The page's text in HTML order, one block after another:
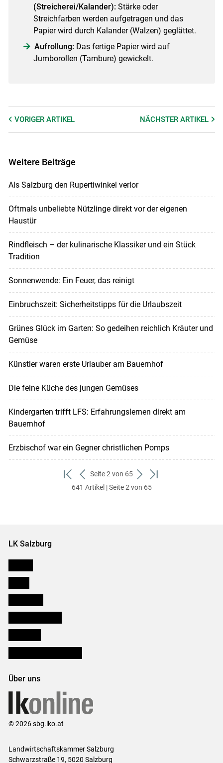
(Streicherei/Kalander): Stärke oder
Streichfarben werden aufgetragen und das
Papier wird durch Kalander (Walzen) geglättet.
Aufrollung: Das fertige Papier wird auf
Jumborollen (Tambure) gewickelt.
VORIGER ARTIKEL NÄCHSTERARTIKEL
Weitere Beiträge
Als Salzburg den Rupertiwinkel verlor
Oftmals unbeliebte Nützlinge direkt vor der eigenen
Haustür
Rindfleisch – der kulinarische Klassiker und ein Stück
Tradition
Sonnenwende: Ein Feuer, das reinigt
Einbruchszeit: Sicherheitstipps für die Urlaubszeit
Grünes Glück im Garten: So gedeihen reichlich Kräuter und
Gemüse
Künstler waren erste Urlauber am Bauernhof
Die feine Küche des jungen Gemüses
Kindergarten trifft LFS: Erfahrungslernen direkt am
Bauernhof
Erzbischof war ein Gegner christlichen Pomps
zum
ersten
zurück
zum
Seite 2 von 65
weiter
zum
zum
641 Artikel | Seite 2 von 65
LK Salzburg
Über uns
© 2026 sbg.lko.at
Landwirtschaftskammer Salzburg
Schwarzstraße 19, 5020 Salzburg